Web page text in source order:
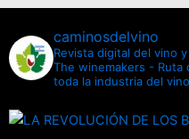
caminosdelvino
Revista digital del vino
The winemakers - Ruta
toda la industria del